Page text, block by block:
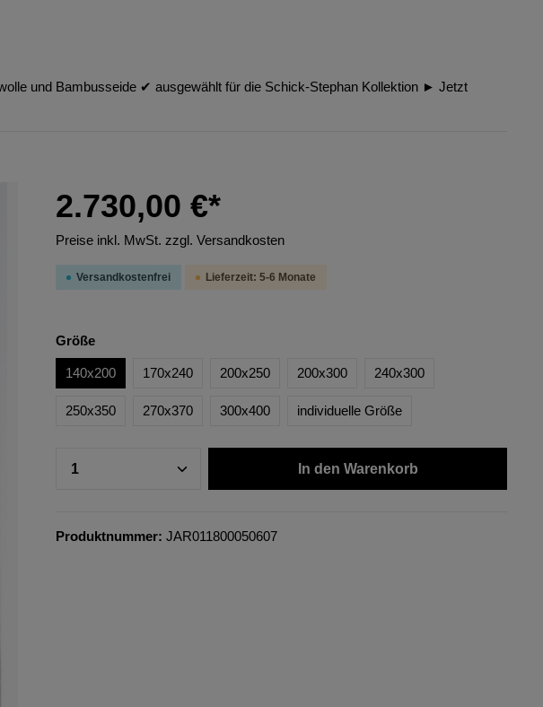
und Bambusseide ✔︎ ausgewählt für die Schick-Stephan Kollektion ► Jetzt
2.730,00 €*
Preise inkl. MwSt. zzgl. Versandkosten
Versandkostenfrei Lieferzeit: 5-6 Monate
Größe
140x200 170x240 200x250 200x300 240x300
250x350 270x370 300x400 individuelle Größe
In den Warenkorb
Produktnummer: JAR011800050607